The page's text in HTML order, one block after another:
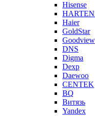
Hisense
Haier
GoldStar
Goodview
DNS
Digma
Dexp
Daewoo
CENTEK
BQ
Витязь
Yandex